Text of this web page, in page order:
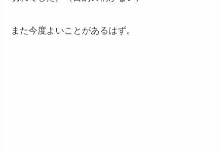
また今度よいことがあるはず。